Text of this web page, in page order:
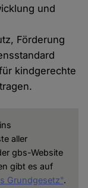
und
Förderung
kindgerechte
aller
gbs-Website
gibt es auf
Grundgesetz".